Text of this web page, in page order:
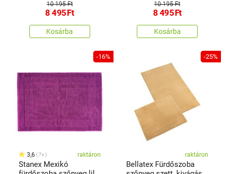
10 195 Ft
8 495Ft
Kosárba
10 195 Ft
8 495Ft
Kosárba
-16%
3,6 7x raktáron
Stanex Mexikó
-25%
raktáron
Bellatex Fürdőszoba